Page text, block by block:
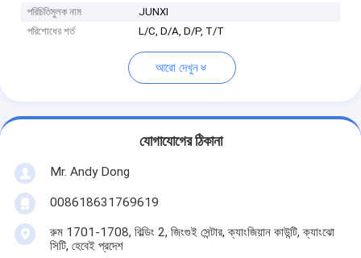
পরিচিতিমুলক নাম
JUNXI
পরিশোধের শর্ত
L/C, D/A, D/P, T/T
আরো দেখুন
যোগাযোগের ঠিকানা
Mr. Andy Dong
008618631769619
রুম 1701-1708, বিল্ডিং 2, জিংগুই সেন্টার, ক্যাংজিয়ান কাউন্টি, ক্যাংঝো
সিটি, হেবেই প্রদেশ